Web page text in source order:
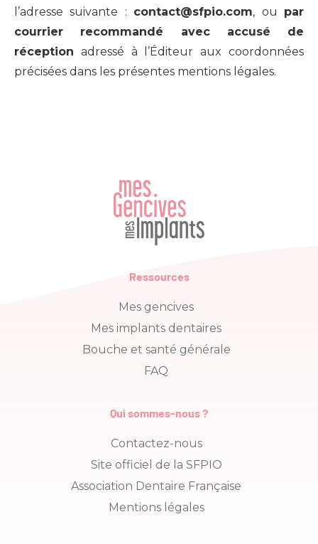
l’adresse suivante : contact@sfpio.com, ou par
courrier recommandé avec accusé de
réception adressé à l’Éditeur aux coordonnées
précisées dans les présentes mentions légales.
Ressources
Mes gencives
Mes implants dentaires
Bouche et santé générale
FAQ
Qui sommes-nous ?
Contactez-nous
Site officiel de la SFPIO
Association Dentaire Française
Mentions légales